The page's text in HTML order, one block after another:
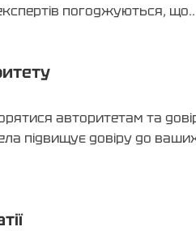
погоджуються,
авторитетам та
підвищує довіру до